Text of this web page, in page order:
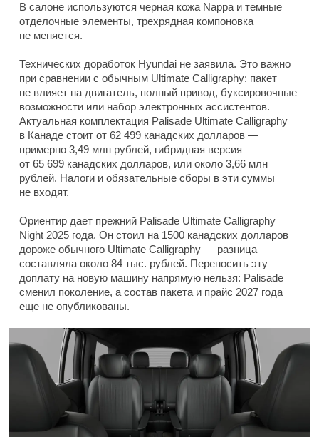
В салоне используются черная кожа Nappa и темные
отделочные элементы, трехрядная компоновка
не меняется.
Технических доработок Hyundai не заявила. Это важно
при сравнении с обычным Ultimate Calligraphy: пакет
не влияет на двигатель, полный привод, буксировочные
возможности или набор электронных ассистентов.
Актуальная комплектация Palisade Ultimate Calligraphy
в Канаде стоит от 62 499 канадских долларов —
примерно 3,49 млн рублей, гибридная версия —
от 65 699 канадских долларов, или около 3,66 млн
рублей. Налоги и обязательные сборы в эти суммы
не входят.
Ориентир дает прежний Palisade Ultimate Calligraphy
Night 2025 года. Он стоил на 1500 канадских долларов
дороже обычного Ultimate Calligraphy — разница
составляла около 84 тыс. рублей. Переносить эту
доплату на новую машину напрямую нельзя: Palisade
сменил поколение, а состав пакета и прайс 2027 года
еще не опубликованы.